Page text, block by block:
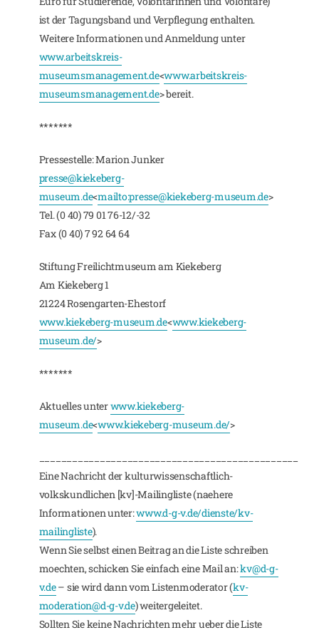
ist der Tagungsband und Verpflegung enthalten.
Weitere Informationen und Anmeldung unter
www.arbeitskreis-
museumsmanagement.de<www.arbeitskreis-
museumsmanagement.de> bereit.
*******
Pressestelle: Marion Junker
presse@kiekeberg-
museum.de<mailto:presse@kiekeberg-museum.de>
Tel. (0 40) 79 01 76-12/-32
Fax (0 40) 7 92 64 64
Stiftung Freilichtmuseum am Kiekeberg
Am Kiekeberg 1
21224 Rosengarten-Ehestorf
www.kiekeberg-museum.de<www.kiekeberg-
museum.de/>
*******
Aktuelles unterwww.kiekeberg-
museum.de<www.kiekeberg-museum.de/>
Eine Nachricht der kulturwissenschaftlich-
volkskundlichen [kv]-Mailingliste (naehere
Informationen unter:www.d-g-v.de/dienste/kv-
mailingliste).
Wenn Sie selbst einen Beitrag an die Liste schreiben
moechten, schicken Sie einfach eine Mail an:kv@d-g-
v.de– sie wird dann vom Listenmoderator (kv-
moderation@d-g-v.de) weitergeleitet.
Sollten Sie keine Nachrichten mehr ueber die Liste